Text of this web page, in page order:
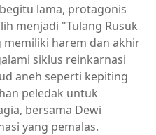
lama, protagonis
menjadi "Tulang Rusuk
memiliki harem dan akhir
siklus reinkarnasi
aneh seperti kepiting
peledak untuk
bersama Dewi
yang pemalas.